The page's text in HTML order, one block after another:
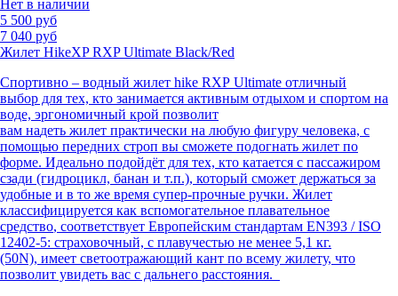
Нет в наличии
5 500 руб
7 040 руб
Жилет HikeXP RXP Ultimate Black/Red
Спортивно – водный жилет hike RXP Ultimate отличный
выбор для тех, кто занимается активным отдыхом и спортом на
воде, эргономичный крой позволит
вам надеть жилет практически на любую фигуру человека, с
помощью передних строп вы сможете подогнать жилет по
форме. Идеально подойдёт для тех, кто катается с пассажиром
сзади (гидроцикл, банан и т.п.), который сможет держаться за
удобные и в то же время супер-прочные ручки. Жилет
классифицируется как вспомогательное плавательное
средство, соответствует Европейским стандартам EN393 / ISO
12402-5: страховочный, с плавучестью не менее 5,1 кг.
(50N), имеет светоотражающий кант по всему жилету, что
позволит увидеть вас с дальнего расстояния.